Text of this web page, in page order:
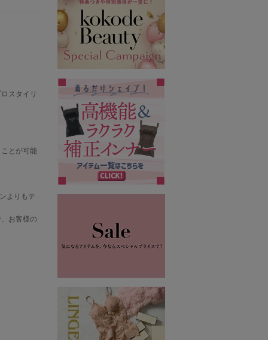
スタイリ
とが可能
よりもテ
お客様の